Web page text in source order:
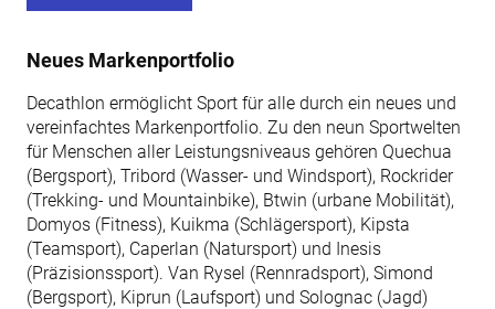
Neues Markenportfolio
Decathlon ermöglicht Sport für alle durch ein neues und
vereinfachtes Markenportfolio. Zu den neun Sportwelten
für Menschen aller Leistungsniveaus gehören Quechua
(Bergsport), Tribord (Wasser- und Windsport), Rockrider
(Trekking- und Mountainbike), Btwin (urbane Mobilität),
Domyos (Fitness), Kuikma (Schlägersport), Kipsta
(Teamsport), Caperlan (Natursport) und Inesis
(Präzisionssport). Van Rysel (Rennradsport), Simond
(Bergsport), Kiprun (Laufsport) und Solognac (Jagd)